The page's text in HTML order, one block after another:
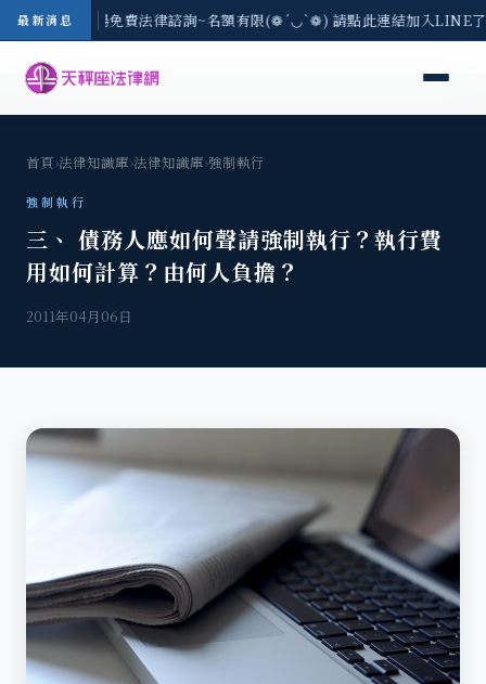
最新消息
-8/3(一) 現場免費法律諮詢~名額有限(❁´◡`❁) 請點此連結加入LINE
首頁›法律知識庫›法律知識庫›強制執行
強制執行
三、 債務人應如何聲請強制執行？執行費
用如何計算？由何人負擔？
2011年04月06日